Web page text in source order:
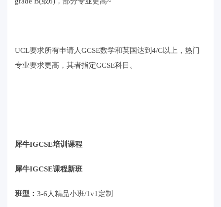
UCL要求所有申请人GCSE数学和英国达到4/C以上，热门
专业要求更高，其者指定GCSE科目。
犀牛IGCSE培训课程
犀牛IGCSE课程新班
班型： 3-6人精品小班/1v1定制